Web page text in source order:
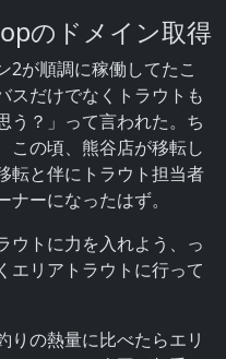
のドメイン取得
2が順調に稼働してたこ
スだけでなくトラウトも
う？」って言われた。ち
この頃、熊谷店が移転し
転と伴にトラウト担当者
ーになったはず。
ウトに力を入れよう、っ
エリアトラウトに行って
りの熱量に比べたらエリ